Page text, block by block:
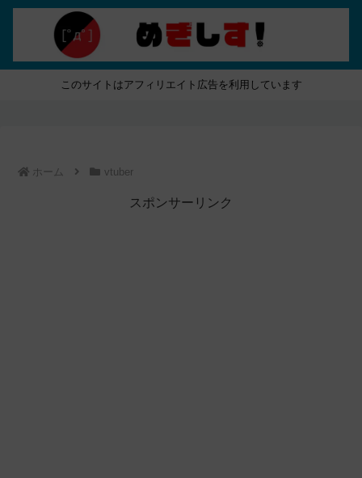
このサイトはアフィリエイト広告を利用しています
ホーム vtuber
スポンサーリンク